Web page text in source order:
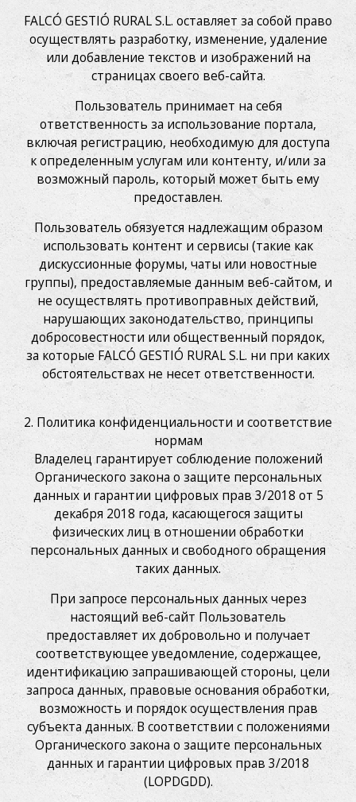
FALCÓ GESTIÓ RURAL S.L. оставляет за собой право
осуществлять разработку, изменение, удаление
или добавление текстов и изображений на
страницах своего веб-сайта.
Пользователь принимает на себя
ответственность за использование портала,
включая регистрацию, необходимую для доступа
к определенным услугам или контенту, и/или за
возможный пароль, который может быть ему
предоставлен.
Пользователь обязуется надлежащим образом
использовать контент и сервисы (такие как
дискуссионные форумы, чаты или новостные
группы), предоставляемые данным веб-сайтом, и
не осуществлять противоправных действий,
нарушающих законодательство, принципы
добросовестности или общественный порядок,
за которые FALCÓ GESTIÓ RURAL S.L. ни при каких
обстоятельствах не несет ответственности.
2. Политика конфиденциальности и соответствие
нормам
Владелец гарантирует соблюдение положений
Органического закона о защите персональных
данных и гарантии цифровых прав 3/2018 от 5
декабря 2018 года, касающегося защиты
физических лиц в отношении обработки
персональных данных и свободного обращения
таких данных.
При запросе персональных данных через
настоящий веб-сайт Пользователь
предоставляет их добровольно и получает
соответствующее уведомление, содержащее,
идентификацию запрашивающей стороны, цели
запроса данных, правовые основания обработки,
возможность и порядок осуществления прав
субъекта данных. В соответствии с положениями
Органического закона о защите персональных
данных и гарантии цифровых прав 3/2018
(LOPDGDD).